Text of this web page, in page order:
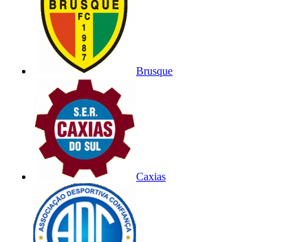
Brusque
Caxias